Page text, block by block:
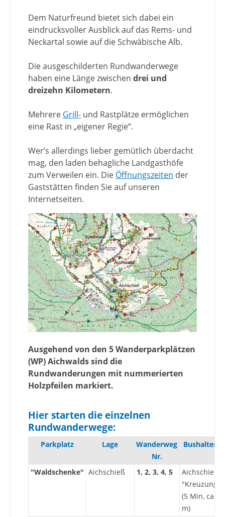
Dem Naturfreund bietet sich dabei ein
eindrucksvoller Ausblick auf das Rems- und
Neckartal sowie auf die Schwäbische Alb.
Die ausgeschilderten Rundwanderwege
haben eine Länge zwischendrei und
dreizehn Kilometern.
Mehrere Grill- und Rastplätze ermöglichen
eine Rast in „eigener Regie“.
Wer’s allerdings lieber gemütlich überdacht
mag, den laden behagliche Landgasthöfe
zum Verweilen ein. Die Öffnungszeiten der
Gaststätten finden Sie auf unseren
Internetseiten.
Ausgehend von den 5 Wanderparkplätzen
(WP) Aichwalds sind die
Rundwanderungen mit nummerierten
Holzpfeilen markiert.
Hier starten die einzelnen
Rundwanderwege:
Parkplatz Lage
Wanderweg
Nr.
"Waldschenke" Aichschieß 1, 2, 3, 4, 5
Aichschieß
"Kreuzung"
(5 Min, ca.
m)